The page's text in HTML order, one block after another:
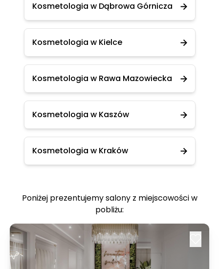
Kosmetologia w Dąbrowa Górnicza
Kosmetologia w Kielce
Kosmetologia w Rawa Mazowiecka
Kosmetologia w Kaszów
Kosmetologia w Kraków
Poniżej prezentujemy salony z miejscowości w
pobliżu: